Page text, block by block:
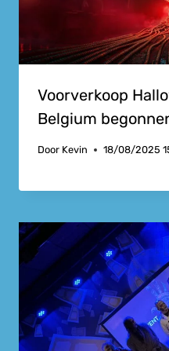
Voorverkoop
Belgium
Door Kevin 18/08/2025